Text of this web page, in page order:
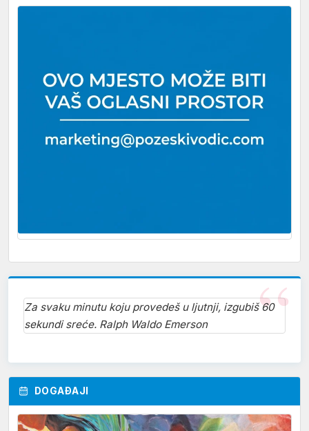
Za svaku minutu koju provedeš u ljutnji, izgubiš 60
sekundi sreće. Ralph Waldo Emerson
DOGAĐAJI